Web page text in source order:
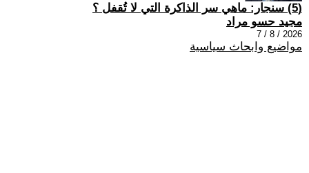
(5) سنجار: ماهي سر الذاكرة التي لا تُقفل ؟
مجيد حسو مراد
2026 / 8 / 7
مواضيع وابحاث سياسية